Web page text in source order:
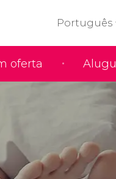
oferta
Português